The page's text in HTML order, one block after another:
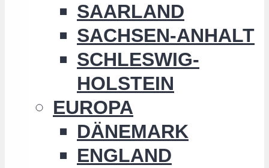
SAARLAND
SACHSEN-ANHALT
SCHLESWIG-
HOLSTEIN
EUROPA
DÄNEMARK
ENGLAND